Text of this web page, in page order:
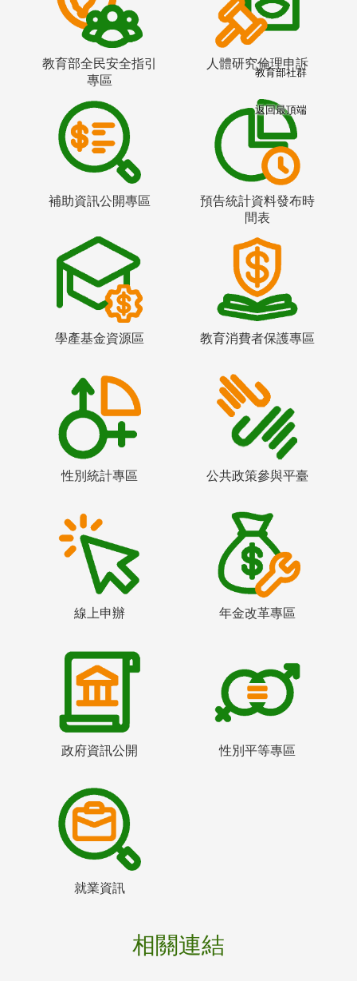
教育部全民安全指引
專區
人體研究倫理申訴
補助資訊公開專區
預告統計資料發布時
間表
學產基金資源區 教育消費者保護專區
性別統計專區 公共政策參與平臺
線上申辦 年金改革專區
政府資訊公開 性別平等專區
就業資訊
相關連結
教育部社群
返回最頂端